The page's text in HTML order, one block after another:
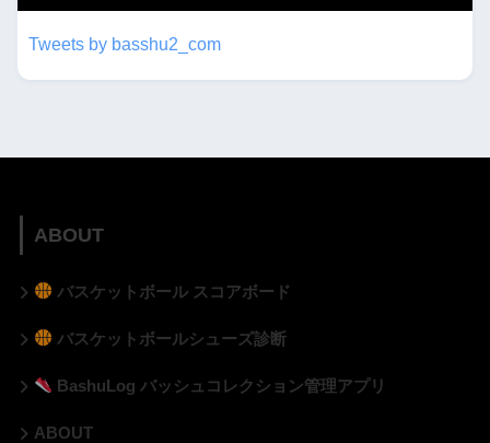
Tweets by basshu2_com
ABOUT
バスケットボール スコアボード
バスケットボールシューズ診断
BashuLog バッシュコレクション管理アプリ
ABOUT